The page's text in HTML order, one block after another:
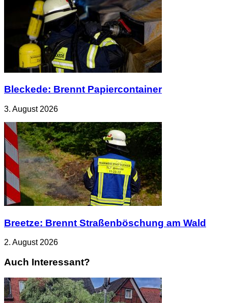
Bleckede: Brennt Papiercontainer
3. August 2026
Breetze: Brennt Straßenböschung am Wald
2. August 2026
Auch Interessant?